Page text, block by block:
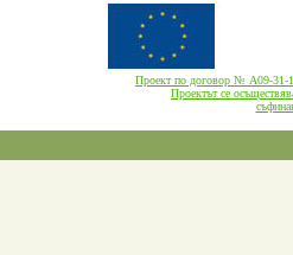
Проект по договор № А09-
Проектът се